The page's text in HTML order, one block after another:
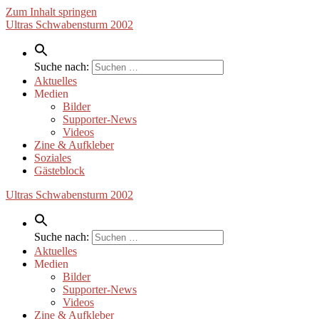
Zum Inhalt springen
Ultras Schwabensturm 2002
Suche nach:
Aktuelles
Medien
Bilder
Supporter-News
Videos
Zine & Aufkleber
Soziales
Gästeblock
Ultras Schwabensturm 2002
Suche nach:
Aktuelles
Medien
Bilder
Supporter-News
Videos
Zine & Aufkleber